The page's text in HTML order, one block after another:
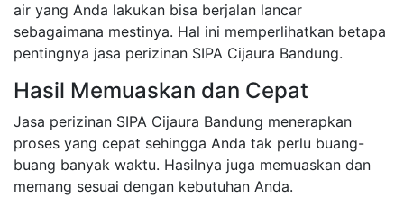
air yang Anda lakukan bisa berjalan lancar
sebagaimana mestinya. Hal ini memperlihatkan betapa
pentingnya jasa perizinan SIPA Cijaura Bandung.
Hasil Memuaskan dan Cepat
Jasa perizinan SIPA Cijaura Bandung menerapkan
proses yang cepat sehingga Anda tak perlu buang-
buang banyak waktu. Hasilnya juga memuaskan dan
memang sesuai dengan kebutuhan Anda.